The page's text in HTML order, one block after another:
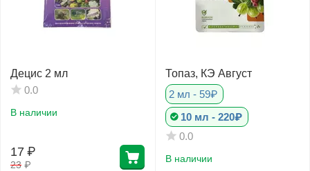
Децис 2 мл
0.0
В наличии
23 ₽
17 ₽
Топаз, КЭ Август
2 мл - 59₽
10 мл - 220₽
0.0
В наличии